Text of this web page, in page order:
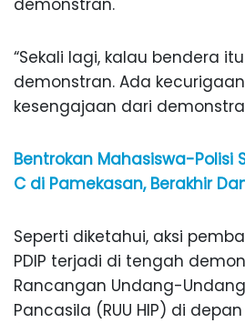
demonstran.
“Sekali lagi, kalau bendera
demonstran. Ada
kesengajaan dari
Bentrokan Mahasiswa-Polisi
C di Pamekasan, Berakhir
Seperti diketahui, aksi
PDIP terjadi di tengah
Rancangan Undang-
Pancasila (RUU HIP) di